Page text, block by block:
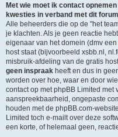
Met wie moet ik contact
kwesties in verband met dit
Alle beheerders die op de "het
je klachten. Als je geen reactie
eigenaar van het domein (dmv een
host staat (bijvoorbeeld xsbb.nl,
misbruik-afdeling van de gratis
geen inspraak heeft en dus in
worden over hoe, waar en door
contact op met phpBB Limited
aanspreekbaarheid, ongepaste
houden met de phpBB.com-
Limited toch e-mailt over deze
een korte, of helemaal geen,